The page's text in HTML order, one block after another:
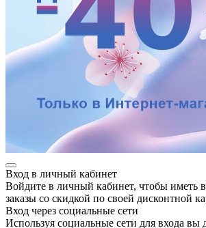
Вход в личный кабинет
Войдите в личный кабинет, чтобы иметь
заказы со скидкой по своей дисконтной
Вход через социальные сети
Используя социальные сети для входа вы